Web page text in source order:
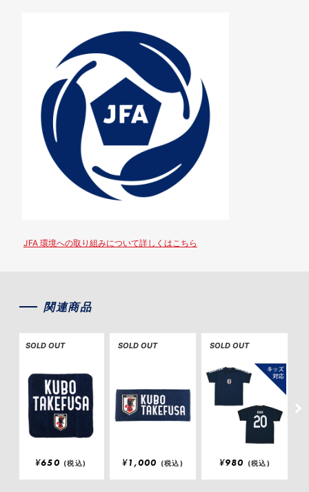
JFA 環境への取り組みについて詳しくはこちら
関連商品
SOLD OUT
¥650 (税込)
SOLD OUT
¥1,000 (税込)
SOLD OUT
¥980 (税込)